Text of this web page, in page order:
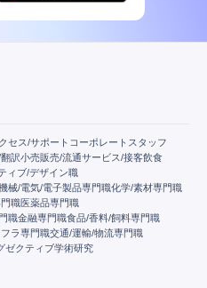
セス/サポート コーポレートスタッフ
訳小売販売/流通サービス/接客飲食
ィブ/デザイン職
械/電気/電子製品専門職化学/素材専門職
職医薬品専門職
職金融専門職食品/香料/飼料専門職
ラ専門職交通/運輸/物流専門職
ゼクティブ学術研究